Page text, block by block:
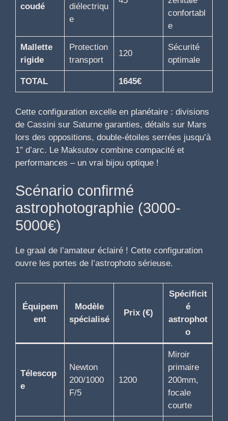
coudé
diélectriqu
e
confortabl
e
Mallette
rigide
Protection
transport
120
Sécurité
optimale
TOTAL 1645€
Cette configuration excelle en planétaire : divisions
de Cassini sur Saturne garanties, détails sur Mars
lors des oppositions, double-étoiles serrées jusqu’à
1″ d’arc. Le Maksutov combine compacité et
performances – un vrai bijou optique !
Scénario confirmé
astrophotographie (3000-
5000€)
Le graal de l’amateur éclairé ! Cette configuration
ouvre les portes de l’astrophoto sérieuse.
Équipem
ent
Modèle
spécialisé
Prix (€)
Spécificit
é
astrophot
o
Télescop
e
Newton
200/1000
F/5
1200
Miroir
primaire
200mm,
focale
courte